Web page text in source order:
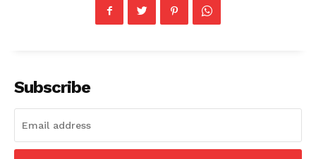
Subscribe